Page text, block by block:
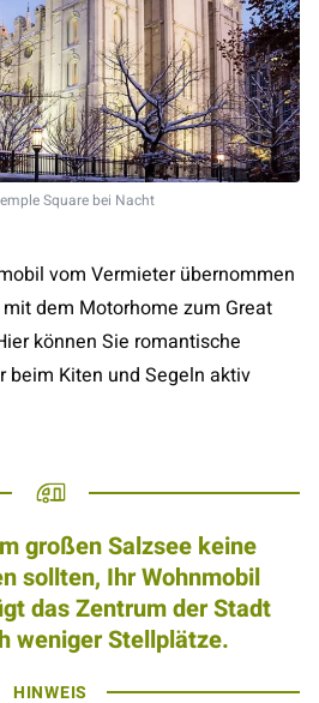
Square bei Nacht
vom Vermieter übernommen
dem Motorhome zum Great
können Sie romantische
beim Kiten und Segeln aktiv
großen Salzsee keine
sollten, Ihr Wohnmobil
das Zentrum der Stadt
weniger Stellplätze.
HINWEIS